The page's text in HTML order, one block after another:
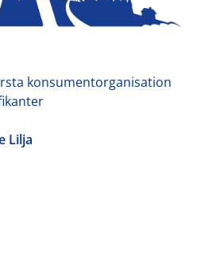
konsumentorganisation
Lilja